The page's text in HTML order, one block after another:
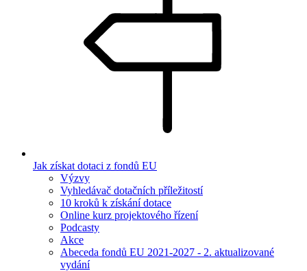
Jak získat dotaci z fondů EU
Výzvy
Vyhledávač dotačních příležitostí
10 kroků k získání dotace
Online kurz projektového řízení
Podcasty
Akce
Abeceda fondů EU 2021-2027 - 2. aktualizované
vydání